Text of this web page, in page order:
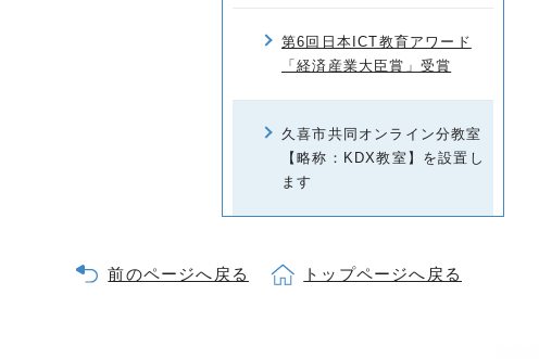
第6回日本ICT教育アワード
「経済産業大臣賞」受賞
久喜市共同オンライン分教室
【略称：KDX教室】を設置し
ます
前のページへ戻る トップページへ戻る